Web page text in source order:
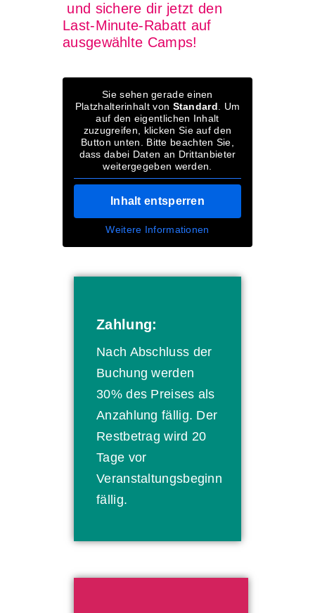
und sichere dir jetzt den
Last-Minute-Rabatt auf
ausgewählte Camps!
Sie sehen gerade einen
Platzhalterinhalt von Standard. Um
auf den eigentlichen Inhalt
zuzugreifen, klicken Sie auf den
Button unten. Bitte beachten Sie,
dass dabei Daten an Drittanbieter
weitergegeben werden.
Inhalt entsperren
Weitere Informationen
Zahlung:
Nach Abschluss der
Buchung werden
30% des Preises als
Anzahlung fällig. Der
Restbetrag wird 20
Tage vor
Veranstaltungsbeginn
fällig.